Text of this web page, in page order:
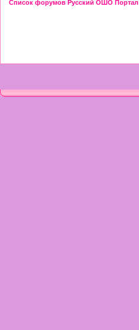
Список форумов Русский ОШО Портал